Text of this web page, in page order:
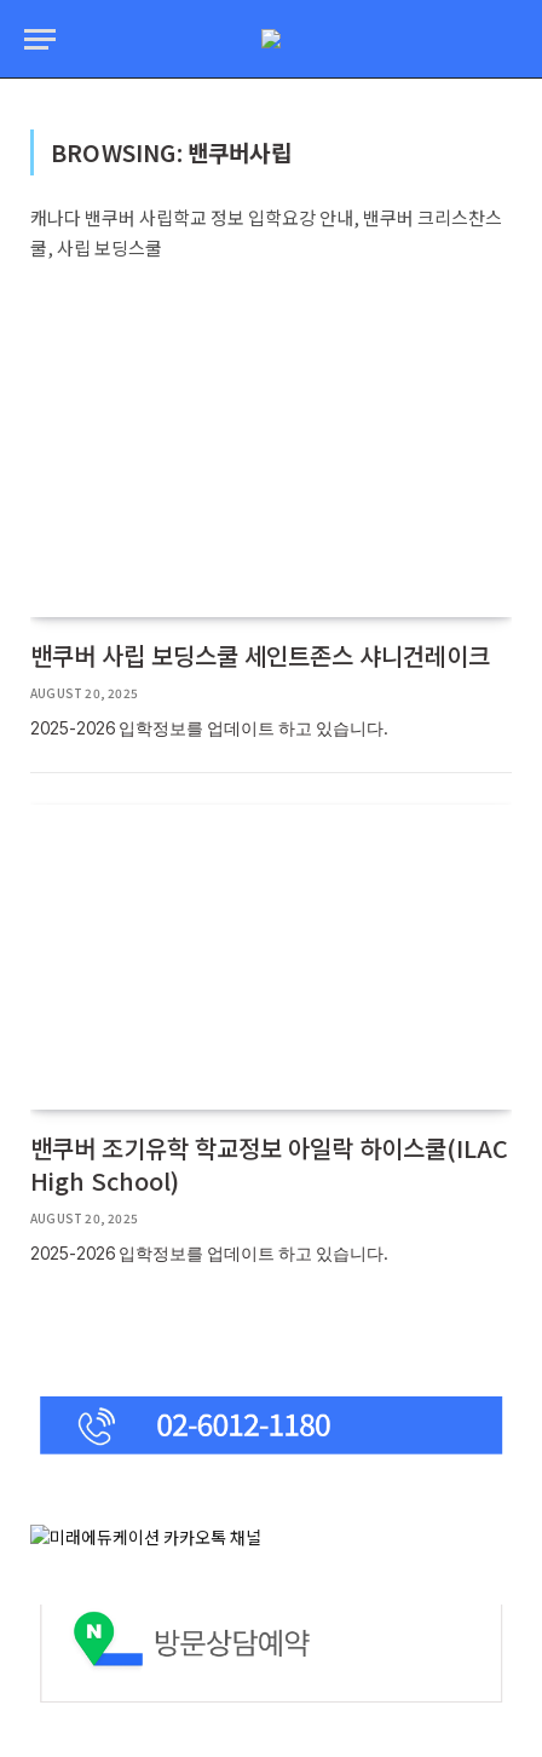
BROWSING: 밴쿠버사립
캐나다 밴쿠버 사립학교 정보 입학요강 안내, 밴쿠버 크리스찬스
쿨, 사립 보딩스쿨
밴쿠버 사립 보딩스쿨 세인트존스 샤니건레이크
AUGUST 20, 2025
2025-2026 입학정보를 업데이트 하고 있습니다.
밴쿠버 조기유학 학교정보 아일락 하이스쿨(ILAC
High School)
AUGUST 20, 2025
2025-2026 입학정보를 업데이트 하고 있습니다.